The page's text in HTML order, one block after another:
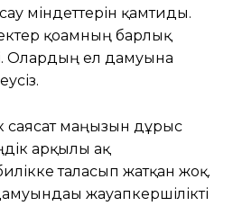
міндеттерін қамтиды.
қоғамның барлық
Олардың ел дамуына
саясат маңызын дұрыс
арқылы ақ
таласып жатқан жоқ.
жауапкершілікті